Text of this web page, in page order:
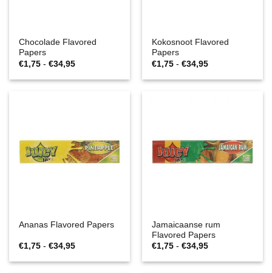
Chocolade Flavored
Papers
€1,75 - €34,95Prijsklasse:
tot
Kokosnoot Flavored
Papers
€1,75 - €34,95Prijsklasse:
tot
Ananas Flavored Papers
€1,75 - €34,95Prijsklasse:
tot
Jamaicaanse rum
Flavored Papers
€1,75 - €34,95Prijsklasse:
tot